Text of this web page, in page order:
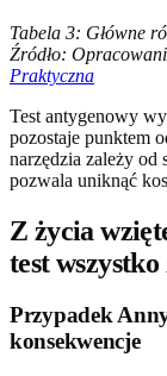
Tabela 3: Główne
Źródło:
Praktyczna
Test antygenowy
pozostaje punktem
narzędzia zależy od
pozwala uniknąć
Z życia
test wszystko
Przypadek
konsekwencje